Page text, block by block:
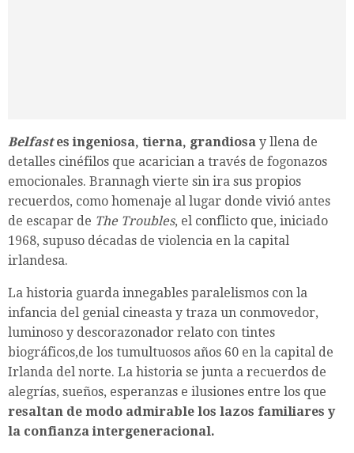
Belfastes ingeniosa, tierna, grandiosa y llena de
detalles cinéfilos que acarician a través de fogonazos
emocionales. Brannagh vierte sin ira sus propios
recuerdos, como homenaje al lugar donde vivió antes
de escapar de The Troubles, el conflicto que, iniciado
1968, supuso décadas de violencia en la capital
irlandesa.
La historia guarda innegables paralelismos con la
infancia del genial cineasta y traza un conmovedor,
luminoso y descorazonador relato con tintes
biográficos,de los tumultuosos años 60 en la capital de
Irlanda del norte. La historia se junta a recuerdos de
alegrías, sueños, esperanzas e ilusiones entre los que
resaltan de modo admirable los lazos familiares y
la confianza intergeneracional.